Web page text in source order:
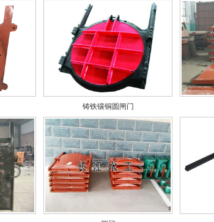
铸铁镶铜圆闸门